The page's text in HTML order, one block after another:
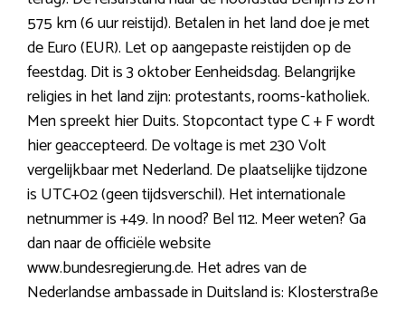
575 km (6 uur reistijd). Betalen in het land doe je met
de Euro (EUR). Let op aangepaste reistijden op de
feestdag. Dit is 3 oktober Eenheidsdag. Belangrijke
religies in het land zijn: protestants, rooms-katholiek.
Men spreekt hier Duits. Stopcontact type C + F wordt
hier geaccepteerd. De voltage is met 230 Volt
vergelijkbaar met Nederland. De plaatselijke tijdzone
is UTC+02 (geen tijdsverschil). Het internationale
netnummer is +49. In nood? Bel 112. Meer weten? Ga
dan naar de officiële website
www.bundesregierung.de. Het adres van de
Nederlandse ambassade in Duitsland is: Klosterstraße